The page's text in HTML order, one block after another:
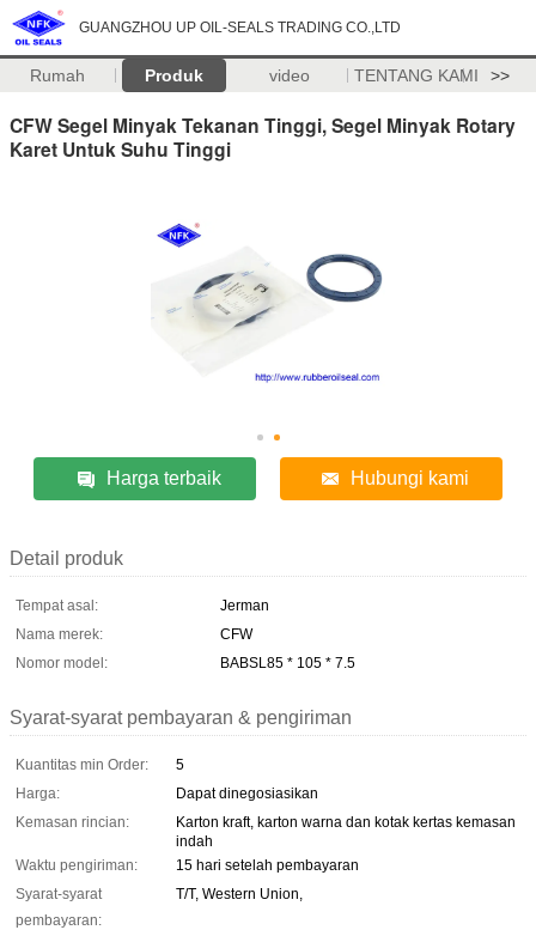
GUANGZHOU UP OIL-SEALS TRADING CO.,LTD
Rumah Produk video TENTANG KAMI >>
CFW Segel Minyak Tekanan Tinggi, Segel Minyak Rotary
Karet Untuk Suhu Tinggi
Harga terbaik Hubungi kami
Detail produk
Tempat asal:
Jerman
Nama merek:
CFW
Nomor model:
BABSL85 * 105 * 7.5
Syarat-syarat pembayaran & pengiriman
Kuantitas min Order:
5
Harga:
Dapat dinegosiasikan
Kemasan rincian:
Karton kraft, karton warna dan kotak kertas kemasan
indah
Waktu pengiriman:
15 hari setelah pembayaran
Syarat-syarat
pembayaran:
T/T, Western Union,